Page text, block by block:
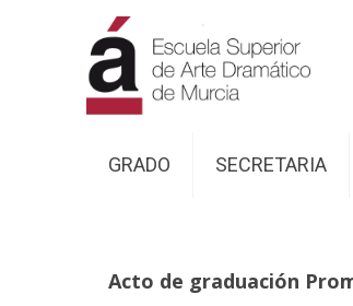
GRADO SECRETARIA
Acto de graduación